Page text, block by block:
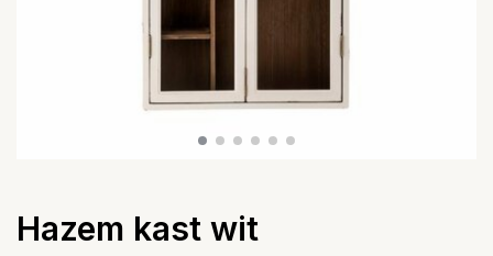
Hazem kast wit